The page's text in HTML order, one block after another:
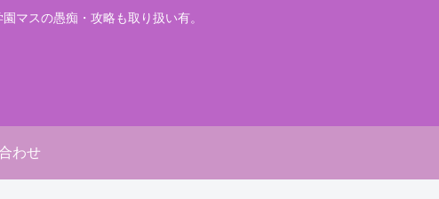
マスの愚痴・攻略も取り扱い有。
わせ